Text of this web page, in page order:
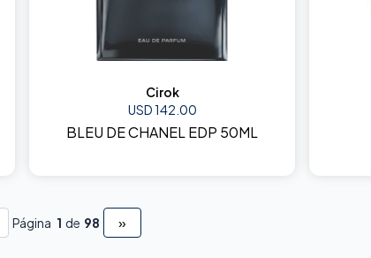
Cirok
USD 142.00
BLEU DE CHANEL EDP 50ML
Página 1 de 98 »